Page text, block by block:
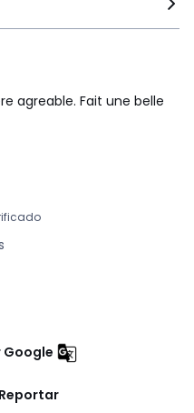
agreable. Fait une belle
Reportar